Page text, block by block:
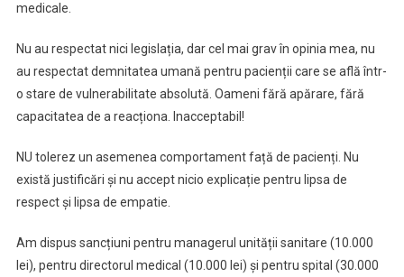
medicale.
Nu au respectat nici legislația, dar cel mai grav în opinia mea, nu
au respectat demnitatea umană pentru pacienții care se află într-
o stare de vulnerabilitate absolută. Oameni fără apărare, fără
capacitatea de a reacționa. Inacceptabil!
NU tolerez un asemenea comportament față de pacienți. Nu
există justificări și nu accept nicio explicație pentru lipsa de
respect și lipsa de empatie.
Am dispus sancțiuni pentru managerul unității sanitare (10.000
lei), pentru directorul medical (10.000 lei) și pentru spital (30.000